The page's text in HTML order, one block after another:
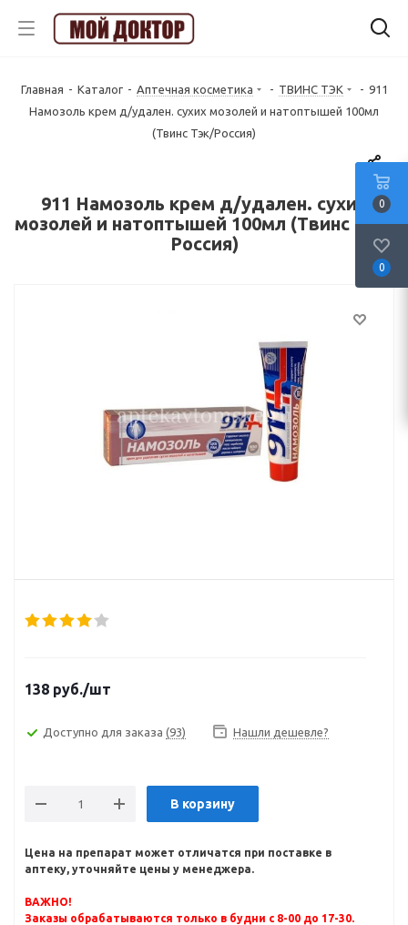
Главная - Каталог - Аптечная косметика - ТВИНС ТЭК - 911
Намозоль крем д/удален. сухих мозолей и натоптышей 100мл
(Твинс Тэк/Россия)
911 Намозоль крем д/удален. сухих
мозолей и натоптышей 100мл (Твинс Тэк/
Россия)
138 руб./шт
Доступно для заказа (93) Нашли дешевле?
В корзину
Цена на препарат может отличатся при поставке в
аптеку, уточняйте цены у менеджера.
ВАЖНО!
Заказы обрабатываются только в будни с 8-00 до 17-30.
0
0